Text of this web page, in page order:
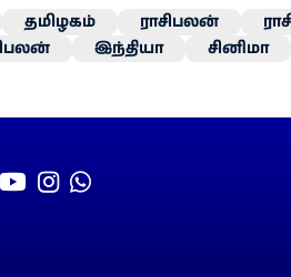
தமிழகம் ராசிபலன்
இந்தியா சினிமா